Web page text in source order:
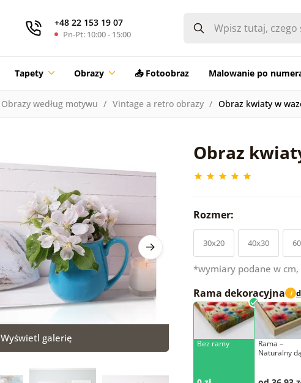
+48 22 153 19 07
Pn-Pt: 10:00 - 15:00
Tapety Obrazy 📤 Fotoobraz Malowanie po
Obrazy według motywu Vintage a retro obrazy Obraz kwiaty w
Obraz
Wyświetl galerię
Rozmer:
30x20 40x30
*wymiary podane w cm,
Rama dekoracyjna i
Bez ramy
Rama –
Naturalny